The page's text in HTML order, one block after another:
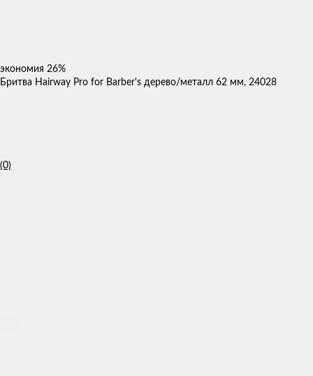
экономия 26%
Бритва Hairway Pro for Barber's дерево/металл 62 мм, 24028
(0)